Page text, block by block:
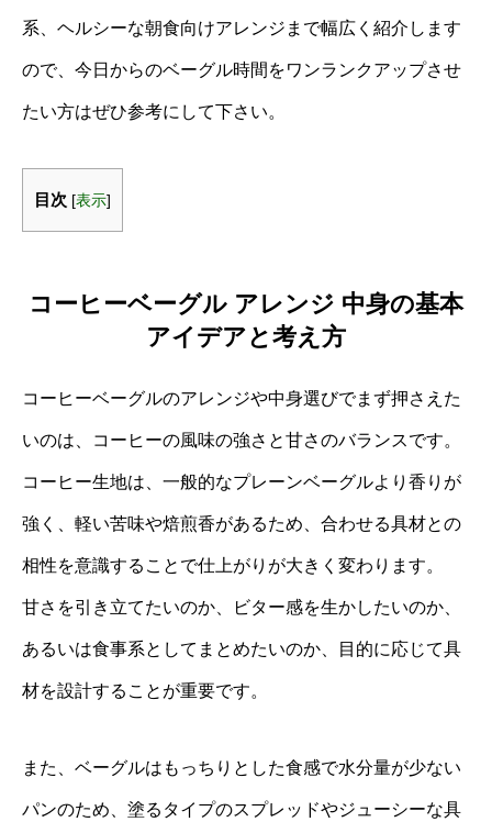
系、ヘルシーな朝食向けアレンジまで幅広く紹介します
ので、今日からのベーグル時間をワンランクアップさせ
たい方はぜひ参考にして下さい。
目次 [表示]
コーヒーベーグル アレンジ 中身の基本
アイデアと考え方
コーヒーベーグルのアレンジや中身選びでまず押さえた
いのは、コーヒーの風味の強さと甘さのバランスです。
コーヒー生地は、一般的なプレーンベーグルより香りが
強く、軽い苦味や焙煎香があるため、合わせる具材との
相性を意識することで仕上がりが大きく変わります。
甘さを引き立てたいのか、ビター感を生かしたいのか、
あるいは食事系としてまとめたいのか、目的に応じて具
材を設計することが重要です。
また、ベーグルはもっちりとした食感で水分量が少ない
パンのため、塗るタイプのスプレッドやジューシーな具